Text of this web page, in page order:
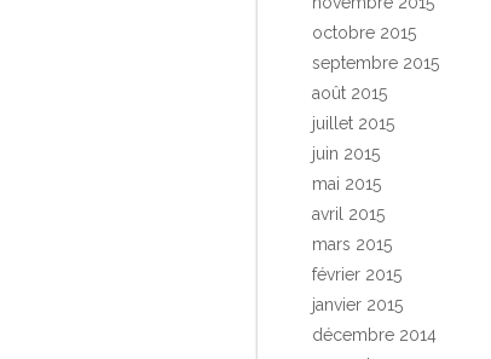
octobre 2015
septembre 2015
août 2015
juillet 2015
juin 2015
mai 2015
avril 2015
mars 2015
février 2015
janvier 2015
décembre 2014